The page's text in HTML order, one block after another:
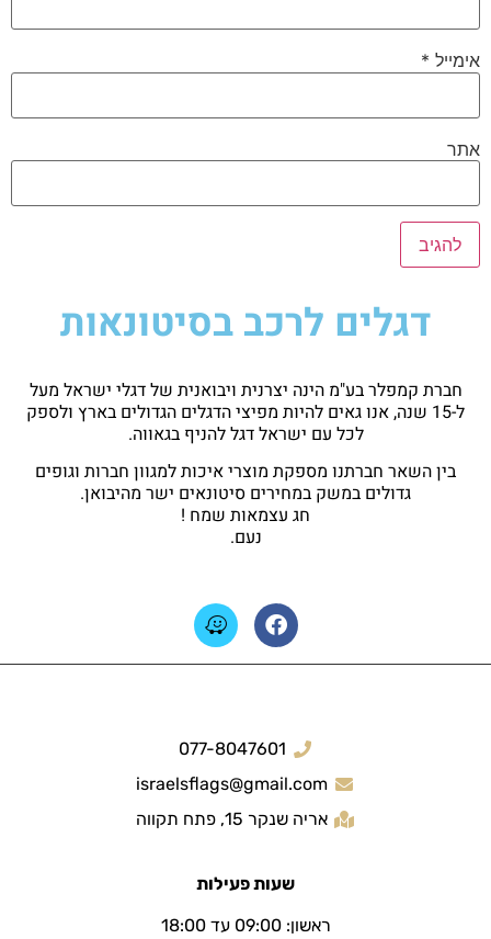
אימייל *
אתר
דגלים לרכב בסיטונאות
חברת קמפלר בע"מ הינה יצרנית ויבואנית של דגלי ישראל מעל
ל-15 שנה, אנו גאים להיות מפיצי הדגלים הגדולים בארץ ולספק
לכל עם ישראל דגל להניף בגאווה.
בין השאר חברתנו מספקת מוצרי איכות למגוון חברות וגופים
גדולים במשק במחירים סיטונאים ישר מהיבואן.
חג עצמאות שמח !
נעם.
077-8047601
israelsflags@gmail.com
אריה שנקר 15, פתח תקווה
שעות פעילות
ראשון: 09:00 עד 18:00